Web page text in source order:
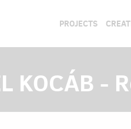
PROJECTS
KOCÁB -